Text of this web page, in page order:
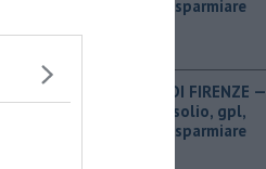
ecco dove risparmiare
PROVINCIA DI FIRENZE — ​
Benzina, gasolio, gpl,
ecco dove risparmiare